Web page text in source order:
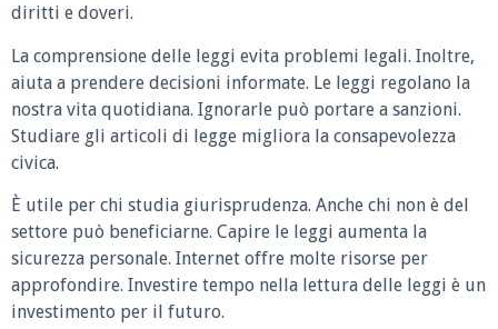
diritti e doveri.
La comprensione delle leggi evita problemi legali. Inoltre,
aiuta a prendere decisioni informate. Le leggi regolano la
nostra vita quotidiana. Ignorarle può portare a sanzioni.
Studiare gli articoli di legge migliora la consapevolezza
civica.
È utile per chi studia giurisprudenza. Anche chi non è del
settore può beneficiarne. Capire le leggi aumenta la
sicurezza personale. Internet offre molte risorse per
approfondire. Investire tempo nella lettura delle leggi è un
investimento per il futuro.